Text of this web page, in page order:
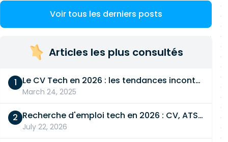
Voir tous les derniers posts
Articles les plus consultés
Le CV Tech en 2026 : les tendances incontournables
March 24, 2025
Recherche d'emploi tech en 2026 : CV, ATS, entretien… On vous dit tout
July 22, 2026